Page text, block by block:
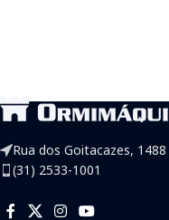
Rua dos Goitacazes,
(31) 2533-1001